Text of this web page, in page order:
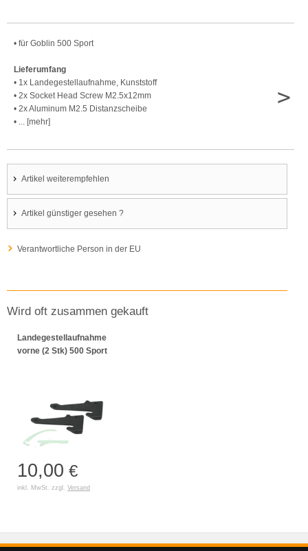
• für Goblin 500 Sport
Lieferumfang
• 1x Landegestellaufnahme, Kunststoff
• 2x Socket Head Screw M2.5x12mm
• 2x Aluminum M2.5 Distanzscheibe
• ... [mehr]
>
Artikel weiterempfehlen
Artikel günstiger gesehen ?
Verantwortliche Person in der EU
Wird oft zusammen gekauft
Landegestellaufnahme
vorne (2 Stk) 500 Sport
10,00 €
inkl. MwSt. zzgl. Versand